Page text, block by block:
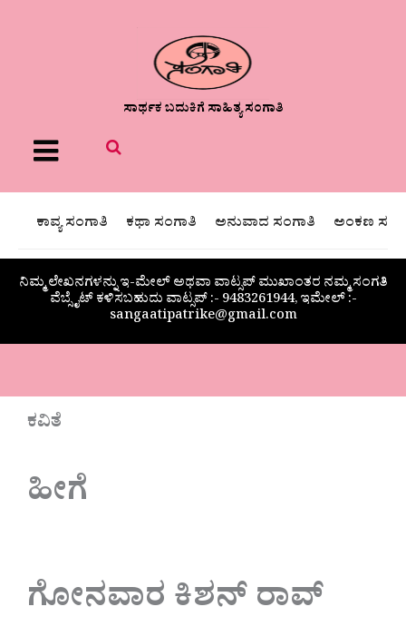
ಸಾರ್ಥಕ ಬದುಕಿಗೆ ಸಾಹಿತ್ಯ ಸಂಗಾತಿ
Menu
ಕಾವ್ಯ ಸಂಗಾತಿ ಕಥಾ ಸಂಗಾತಿ ಅನುವಾದ ಸಂಗಾತಿ ಅಂಕಣ
ನಿಮ್ಮ ಲೇಖನಗಳನ್ನು ಇ-ಮೇಲ್ ಅಥವಾ ವಾಟ್ಸಪ್ ಮುಖಾಂತರ ನಮ್ಮ ಸಂಗತಿ
ವೆಬ್ಸೈಟ್ ಕಳಿಸಬಹುದು ವಾಟ್ಸಪ್‌ :- 9483261944, ಇಮೇಲ್ :-
sangaatipatrike@gmail.com
ಕವಿತೆ
ಹೀಗೆ
ಗೋನವಾರ ಕಿಶನ್ ರಾವ್